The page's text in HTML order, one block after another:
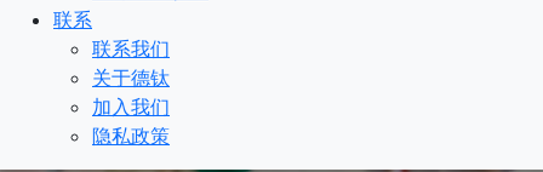
联系
联系我们
关于德钛
加入我们
隐私政策